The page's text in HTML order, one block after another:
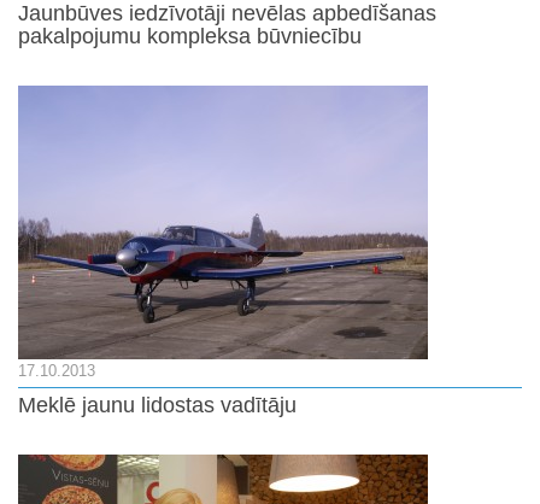
Jaunbūves iedzīvotāji nevēlas apbedīšanas
pakalpojumu kompleksa būvniecību
17.10.2013
Meklē jaunu lidostas vadītāju